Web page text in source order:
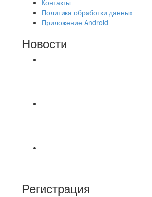
Контакты
Политика обработки данных
Приложение Android
Новости
Регистрация